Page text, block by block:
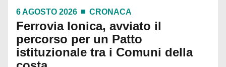
6 AGOSTO 2026 CRONACA
Ferrovia Ionica, avviato il
percorso per un Patto
istituzionale tra i Comuni della